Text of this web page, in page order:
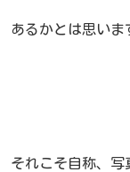
あるかとは思いま
それこそ自称、写